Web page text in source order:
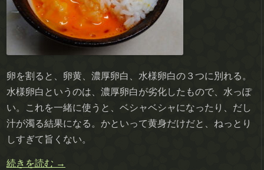
卵を割ると、卵黄、濃厚卵白、水様卵白の３つに別れる。
水様卵白というのは、濃厚卵白が劣化したもので、水っぽ
い。これを一緒に使うと、ベシャベシャになったり、だし
汁が濁る結果になる。かといって黄身だけだと、ねっとり
しすぎて旨くない。
続きを読む →